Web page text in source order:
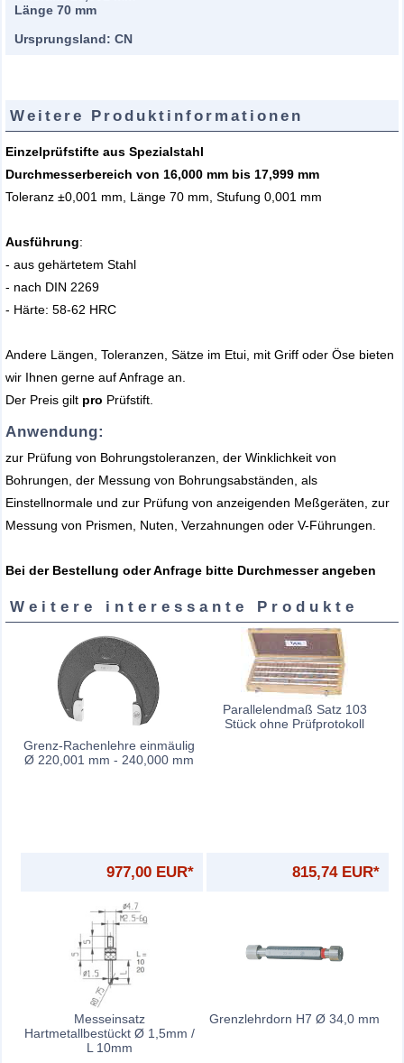
Länge 70 mm
Ursprungsland: CN
Weitere Produktinformationen
Einzelprüfstifte aus Spezialstahl
Durchmesserbereich von 16,000 mm bis 17,999 mm
Toleranz ±0,001 mm, Länge 70 mm, Stufung 0,001 mm
Ausführung:
- aus gehärtetem Stahl
- nach DIN 2269
- Härte: 58-62 HRC
Andere Längen, Toleranzen, Sätze im Etui, mit Griff oder Öse bieten
wir Ihnen gerne auf Anfrage an.
Der Preis gilt pro Prüfstift.
Anwendung:
zur Prüfung von Bohrungstoleranzen, der Winklichkeit von
Bohrungen, der Messung von Bohrungsabständen, als
Einstellnormale und zur Prüfung von anzeigenden Meßgeräten, zur
Messung von Prismen, Nuten, Verzahnungen oder V-Führungen.
Bei der Bestellung oder Anfrage bitte Durchmesser angeben
Weitere interessante Produkte
Grenz-Rachenlehre einmäulig
Ø 220,001 mm - 240,000 mm
977,00 EUR*
Parallelendmaß Satz 103
Stück ohne Prüfprotokoll
815,74 EUR*
Messeinsatz
Hartmetallbestückt Ø 1,5mm /
L 10mm
Grenzlehrdorn H7 Ø 34,0 mm